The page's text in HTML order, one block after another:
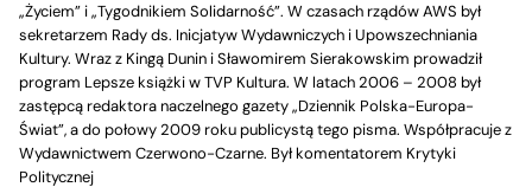
„Życiem” i „Tygodnikiem Solidarność”. W czasach rządów AWS był
sekretarzem Rady ds. Inicjatyw Wydawniczych i Upowszechniania
Kultury. Wraz z Kingą Dunin i Sławomirem Sierakowskim prowadził
program Lepsze książki w TVP Kultura. W latach 2006 – 2008 był
zastępcą redaktora naczelnego gazety „Dziennik Polska-Europa-
Świat”, a do połowy 2009 roku publicystą tego pisma. Współpracuje z
Wydawnictwem Czerwono-Czarne. Był komentatorem Krytyki
Politycznej